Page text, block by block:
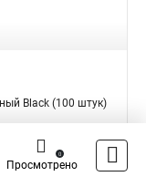
Black (100 штук)
Сравнить
Просмотрено
0